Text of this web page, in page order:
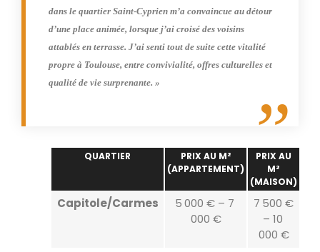
dans le quartier Saint-Cyprien m’a convaincue au détour
d’une place animée, lorsque j’ai croisé des voisins
attablés en terrasse. J’ai senti tout de suite cette vitalité
propre à Toulouse, entre convivialité, offres culturelles et
qualité de vie surprenante. »
QUARTIER
PRIX AU M²
(APPARTEMENT)
PRIX AU
M²
(MAISON)
Capitole/Carmes
5 000 € – 7
000 €
7 500 €
– 10
000 €